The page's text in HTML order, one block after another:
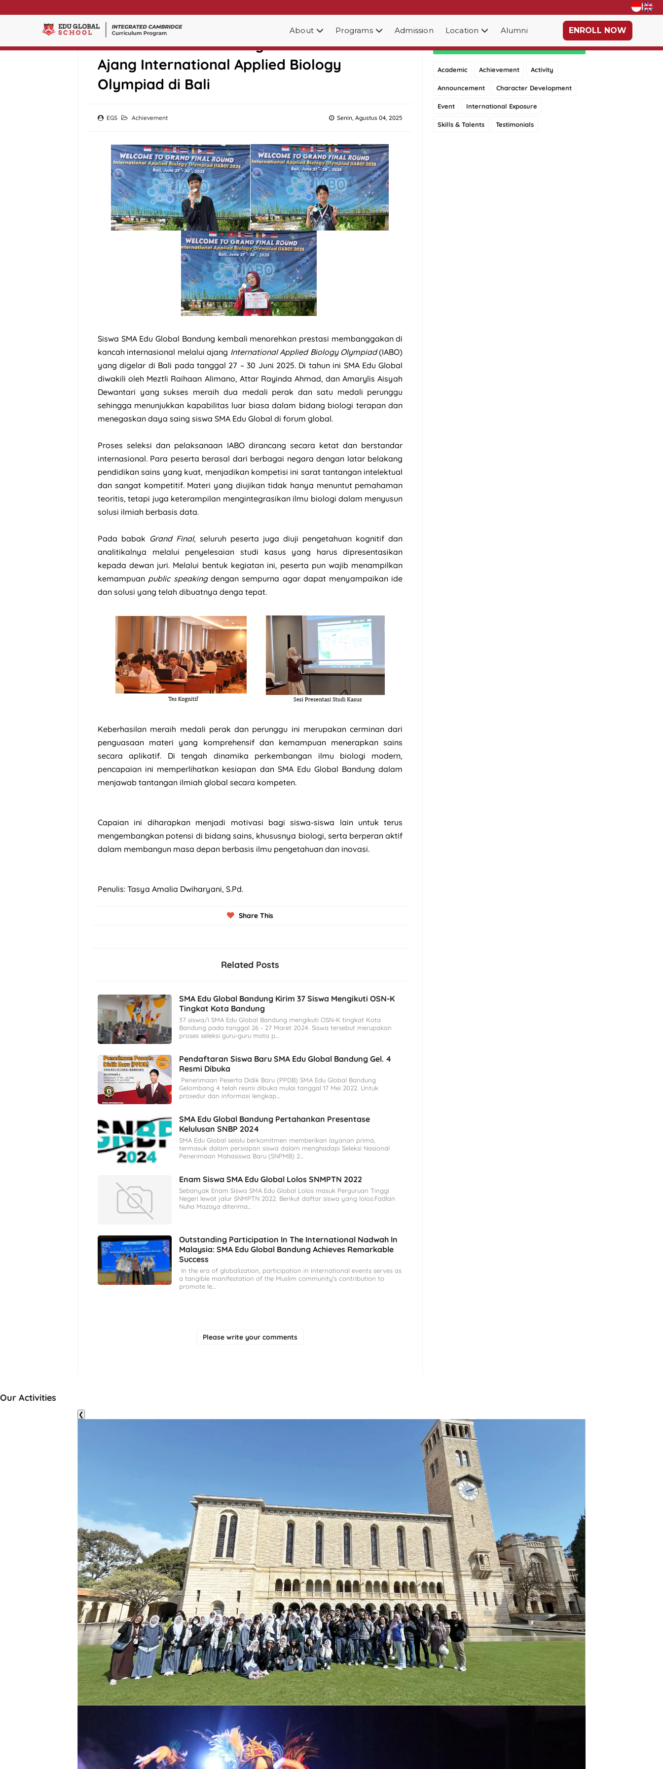
|
About Programs Admission Location Alumni ENROLL NOW
SMA Edu Global Raih Tiga Medali Pada
Ajang International Applied Biology
Olympiad di Bali
EGS Senin, Agustus 04, 2025
Achievement
Siswa SMA Edu Global Bandung kembali menorehkan prestasi membanggakan di
kancah internasional melalui ajang International Applied Biology Olympiad(IABO)
yang digelar di Bali pada tanggal 27 – 30 Juni 2025. Di tahun ini SMA Edu Global
diwakili oleh Meztli Raihaan Alimano, Attar Rayinda Ahmad, dan Amarylis Aisyah
Dewantari yang sukses meraih dua medali perak dan satu medali perunggu
sehingga menunjukkan kapabilitas luar biasa dalam bidang biologi terapan dan
menegaskan daya saing siswa SMA Edu Global di forum global.
Proses seleksi dan pelaksanaan IABO dirancang secara ketat dan berstandar
internasional. Para peserta berasal dari berbagai negara dengan latar belakang
pendidikan sains yang kuat, menjadikan kompetisi ini sarat tantangan intelektual
dan sangat kompetitif. Materi yang diujikan tidak hanya menuntut pemahaman
teoritis, tetapi juga keterampilan mengintegrasikan ilmu biologi dalam menyusun
solusi ilmiah berbasis data.
Pada babak Grand Final, seluruh peserta juga diuji pengetahuan kognitif dan
analitikalnya melalui penyelesaian studi kasus yang harus dipresentasikan
kepada dewan juri. Melalui bentuk kegiatan ini, peserta pun wajib menampilkan
kemampuan public speakingdengan sempurna agar dapat menyampaikan ide
dan solusi yang telah dibuatnya denga tepat.
Keberhasilan meraih medali perak dan perunggu ini merupakan cerminan dari
penguasaan materi yang komprehensif dan kemampuan menerapkan sains
secara aplikatif. Di tengah dinamika perkembangan ilmu biologi modern,
pencapaian ini memperlihatkan kesiapan dan SMA Edu Global Bandung dalam
menjawab tantangan ilmiah global secara kompeten.
Capaian ini diharapkan menjadi motivasi bagi siswa-siswa lain untuk terus
mengembangkan potensi di bidang sains, khususnya biologi, serta berperan aktif
dalam membangun masa depan berbasis ilmu pengetahuan dan inovasi.
Penulis: Tasya Amalia Dwiharyani, S.Pd.
Share This
Related Posts
SMA Edu Global Bandung Kirim 37 Siswa Mengikuti OSN-K
Tingkat Kota Bandung
37 siswa/i SMA Edu Global Bandung mengikuti OSN-K tingkat Kota
Bandung pada tanggal 26 - 27 Maret 2024. Siswa tersebut merupakan
proses seleksi guru-guru mata p…
Pendaftaran Siswa Baru SMA Edu Global Bandung Gel. 4
Resmi Dibuka
Penerimaan Peserta Didik Baru (PPDB) SMA Edu Global Bandung
Gelombang 4 telah resmi dibuka mulai tanggal 17 Mei 2022. Untuk
prosedur dan informasi lengkap…
SMA Edu Global Bandung Pertahankan Presentase
Kelulusan SNBP 2024
SMA Edu Global selalu berkomitmen memberikan layanan prima,
termasuk dalam persiapan siswa dalam menghadapi Seleksi Nasional
Penerimaan Mahasiswa Baru (SNPMB) 2…
Enam Siswa SMA Edu Global Lolos SNMPTN 2022
Sebanyak Enam Siswa SMA Edu Global Lolos masuk Perguruan Tinggi
Negeri lewat jalur SNMPTN 2022. Berikut daftar siswa yang lolos:Fadlan
Nuha Mazaya diterima…
Outstanding Participation In The International Nadwah In
Malaysia: SMA Edu Global Bandung Achieves Remarkable
Success
In the era of globalization, participation in international events serves as
a tangible manifestation of the Muslim community's contribution to
promote le…
Please write your comments
Category
Academic Achievement Activity
Announcement Character Development
Event International Exposure
Skills & Talents Testimonials
Our Activities
❮